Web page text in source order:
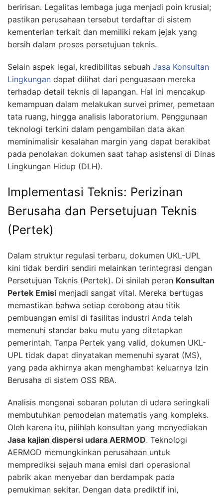
beririsan. Legalitas lembaga juga menjadi poin krusial;
pastikan perusahaan tersebut terdaftar di sistem
kementerian terkait dan memiliki rekam jejak yang
bersih dalam proses persetujuan teknis.
Selain aspek legal, kredibilitas sebuah Jasa Konsultan
Lingkungan dapat dilihat dari penguasaan mereka
terhadap detail teknis di lapangan. Hal ini mencakup
kemampuan dalam melakukan survei primer, pemetaan
tata ruang, hingga analisis laboratorium. Penggunaan
teknologi terkini dalam pengambilan data akan
meminimalisir kesalahan margin yang dapat berakibat
pada penolakan dokumen saat tahap asistensi di Dinas
Lingkungan Hidup (DLH).
Implementasi Teknis: Perizinan
Berusaha dan Persetujuan Teknis
(Pertek)
Dalam struktur regulasi terbaru, dokumen UKL-UPL
kini tidak berdiri sendiri melainkan terintegrasi dengan
Persetujuan Teknis (Pertek). Di sinilah peran Konsultan
Pertek Emisi menjadi sangat vital. Mereka bertugas
memastikan bahwa setiap cerobong atau titik
pembuangan emisi di fasilitas industri Anda telah
memenuhi standar baku mutu yang ditetapkan
pemerintah. Tanpa Pertek yang valid, dokumen UKL-
UPL tidak dapat dinyatakan memenuhi syarat (MS),
yang pada akhirnya akan menghambat keluarnya Izin
Berusaha di sistem OSS RBA.
Analisis mengenai sebaran polutan di udara seringkali
membutuhkan pemodelan matematis yang kompleks.
Oleh karena itu, pilihlah konsultan yang menyediakan
Jasa kajian dispersi udara AERMOD. Teknologi
AERMOD memungkinkan perusahaan untuk
memprediksi sejauh mana emisi dari operasional
pabrik akan menyebar dan berdampak pada
pemukiman sekitar. Dengan data prediktif ini,